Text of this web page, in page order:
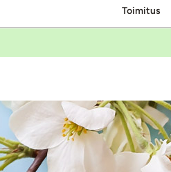
Toimitus